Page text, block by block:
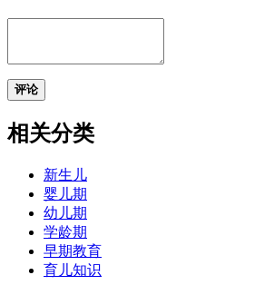
评论
相关分类
新生儿
婴儿期
幼儿期
学龄期
早期教育
育儿知识